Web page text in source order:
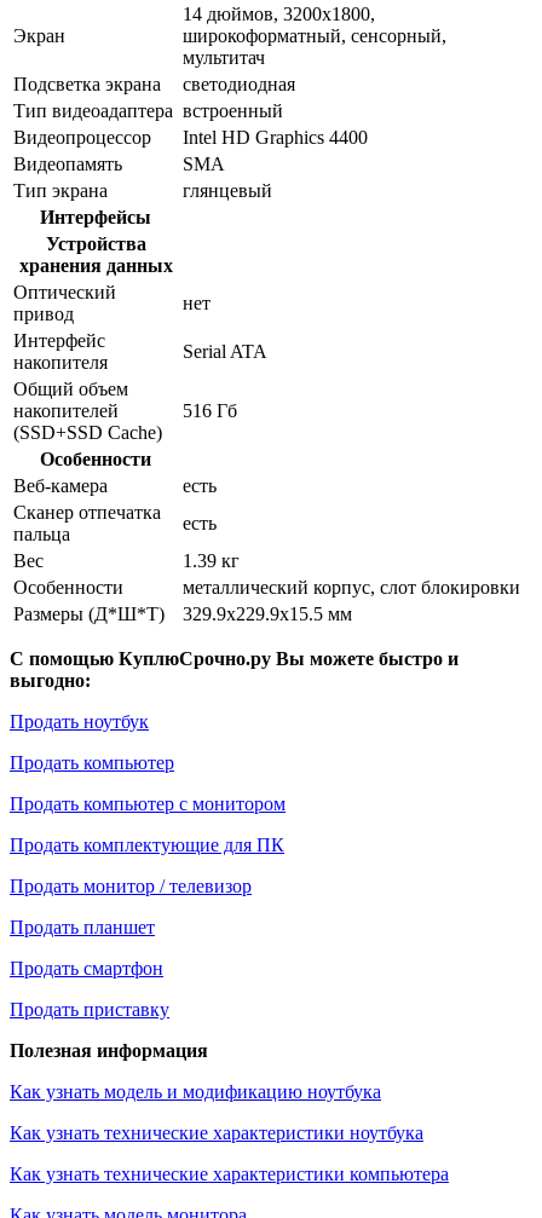
Экран
14 дюймов, 3200x1800,
широкоформатный, сенсорный,
мультитач
Подсветка экрана
светодиодная
Тип видеоадаптера встроенный
Видеопроцессор
Intel HD Graphics 4400
Видеопамять
SMA
Тип экрана
глянцевый
Интерфейсы
Устройства
хранения данных
Оптический
привод
нет
Интерфейс
накопителя
Serial ATA
Общий объем
накопителей
(SSD+SSD Cache)
516 Гб
Особенности
Веб-камера
есть
Сканер отпечатка
пальца
есть
Вес
1.39 кг
Особенности
металлический корпус, слот блокировки
Размеры (Д*Ш*Т)
329.9x229.9x15.5 мм
С помощью КуплюСрочно.ру Вы можете быстро и
выгодно:
Продать ноутбук
Продать компьютер
Продать компьютер с монитором
Продать комплектующие для ПК
Продать монитор / телевизор
Продать планшет
Продать смартфон
Продать приставку
Полезная информация
Как узнать модель и модификацию ноутбука
Как узнать технические характеристики ноутбука
Как узнать технические характеристики компьютера